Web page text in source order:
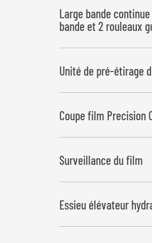
Dépôt des balles à gauche
Large bande
bande et 2 rouleaux
Unité de pré-étirage
Coupe film Precision
Surveillance du film
Essieu élévateur